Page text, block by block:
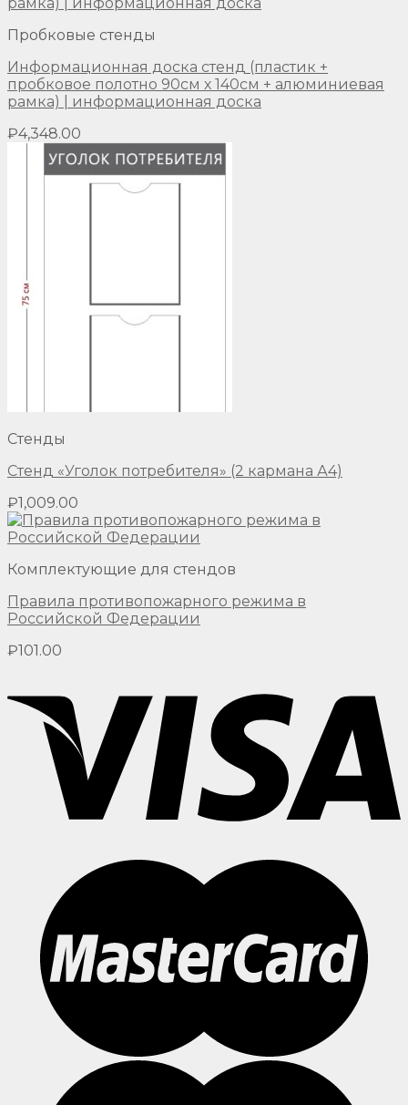
Пробковые стенды
Информационная доска стенд (пластик +
пробковое полотно 90см х 140см + алюминиевая
рамка) | информационная доска
₽4,348.00
Стенды
Стенд «Уголок потребителя» (2 кармана А4)
₽1,009.00
Комплектующие для стендов
Правила противопожарного режима в
Российской Федерации
₽101.00